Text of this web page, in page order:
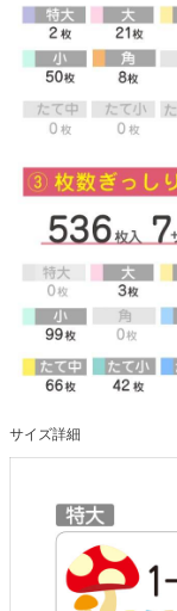
サイズ詳細